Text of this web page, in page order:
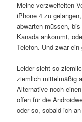
Meine verzweifelten
iPhone 4 zu
abwarten müssen,
Kanada ankommt,
Telefon. Und zwar ein
Leider sieht so
ziemlich mittelmäßig
Alternative noch
offen für die
oder so, sobald ich